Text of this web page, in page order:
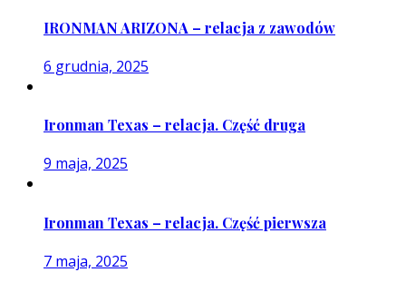
IRONMAN ARIZONA – relacja z zawodów
6 grudnia, 2025
Ironman Texas – relacja. Część druga
9 maja, 2025
Ironman Texas – relacja. Część pierwsza
7 maja, 2025